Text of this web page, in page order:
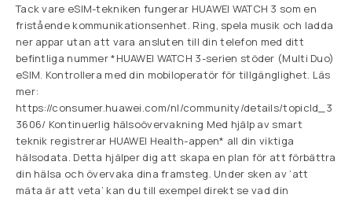
Tack vare eSIM-tekniken fungerar HUAWEI WATCH 3 som en
fristående kommunikationsenhet. Ring, spela musik och ladda
ner appar utan att vara ansluten till din telefon med ditt
befintliga nummer *HUAWEI WATCH 3-serien stöder (Multi Duo)
eSIM. Kontrollera med din mobiloperatör för tillgänglighet. Läs
mer:
https://consumer.huawei.com/nl/community/details/topicId_3
3606/ Kontinuerlig hälsoövervakning Med hjälp av smart
teknik registrerar HUAWEI Health-appen* all din viktiga
hälsodata. Detta hjälper dig att skapa en plan för att förbättra
din hälsa och övervaka dina framsteg. Under sken av ’att
mäta är att veta’ kan du till exempel direkt se vad din